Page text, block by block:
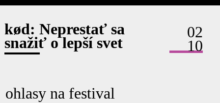
02
10
kød: Neprestať sa
snažiť o lepší svet
ohlasy na festival